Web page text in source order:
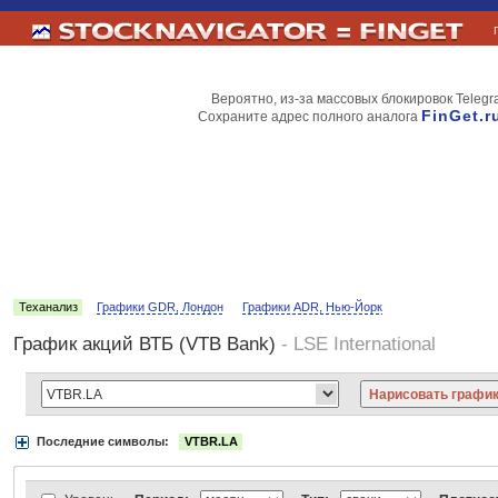
Вероятно, из-за массовых блокировок
Сохраните адрес полного аналога
Теханализ Графики GDR, Лондон Графики ADR, Нью-Йорк
График акций ВТБ (VTB Bank) - LSE International
Последние символы:
VTBR.LA
АДР Нью-Йорк:
Вымпелком Газпром Газпромнефть Киви ЛУКойл